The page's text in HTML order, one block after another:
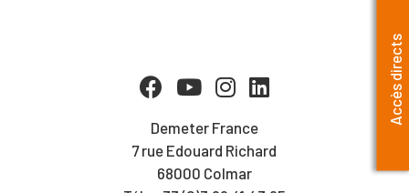
Demeter France
7 rue Edouard Richard
68000 Colmar
Accès directs